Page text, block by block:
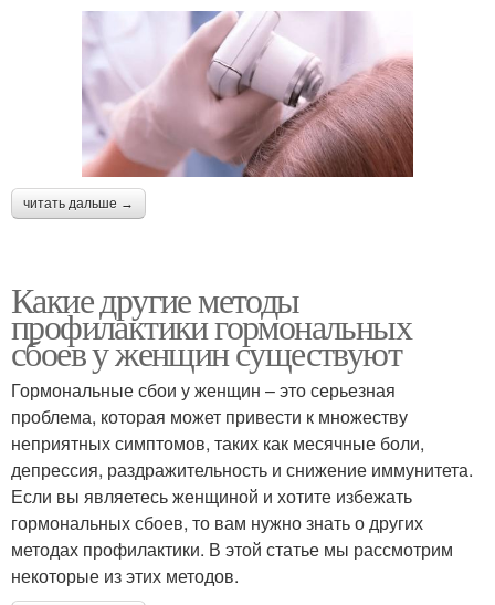
читать дальше →
Какие другие методы
профилактики гормональных
сбоев у женщин существуют
Гормональные сбои у женщин – это серьезная
проблема, которая может привести к множеству
неприятных симптомов, таких как месячные боли,
депрессия, раздражительность и снижение иммунитета.
Если вы являетесь женщиной и хотите избежать
гормональных сбоев, то вам нужно знать о других
методах профилактики. В этой статье мы рассмотрим
некоторые из этих методов.